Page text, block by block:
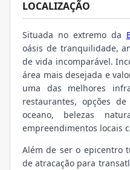
LOCALIZAÇÃO
Situada no extremo da
oásis de tranquilidade,
de vida incomparável.
área mais desejada e
uma das melhores
restaurantes, opções
oceano, belezas
empreendimentos locais
Além de ser o epicentro
de atracação para